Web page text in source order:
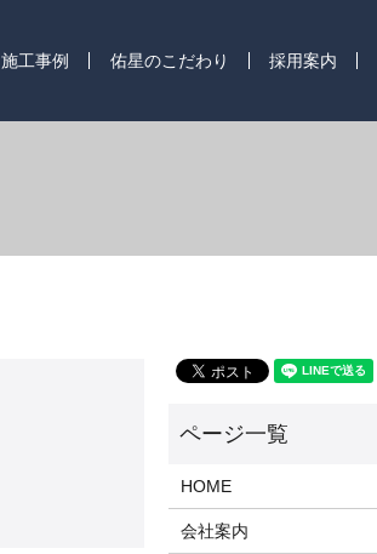
施工事例 佑星のこだわり 採用案内
HOME
会社案内